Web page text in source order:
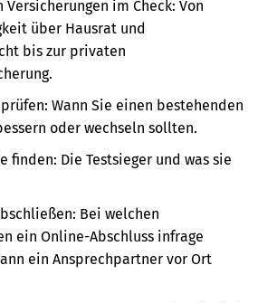
im Check: Von
über Hausrat und
bis zur privaten
Wann Sie einen bestehenden
oder wechseln sollten.
finden: Die Testsieger und was sie
Bei welchen
ein Online-Abschluss infrage
ein Ansprechpartner vor Ort